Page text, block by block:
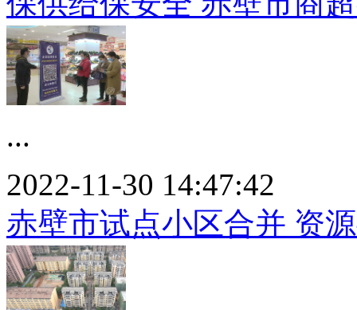
...
2022-11-30 14:47:42
赤壁市试点小区合并 资